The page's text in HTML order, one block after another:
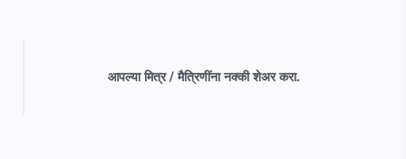
आपल्या मित्र / मैत्रिणींना नक्की शेअर करा.